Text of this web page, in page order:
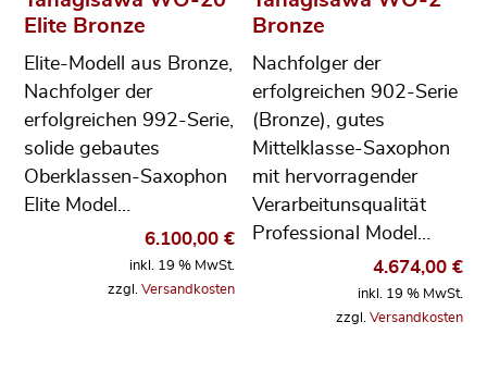
Elite Bronze
Elite-Modell aus Bronze,
Nachfolger der
erfolgreichen 992-Serie,
solide gebautes
Oberklassen-Saxophon
Elite Model…
6.100,00 €
inkl. 19 % MwSt.
zzgl. Versandkosten
Bronze
Nachfolger der
erfolgreichen 902-Serie
(Bronze), gutes
Mittelklasse-Saxophon
mit hervorragender
Verarbeitunsqualität
Professional Model…
4.674,00 €
inkl. 19 % MwSt.
zzgl. Versandkosten